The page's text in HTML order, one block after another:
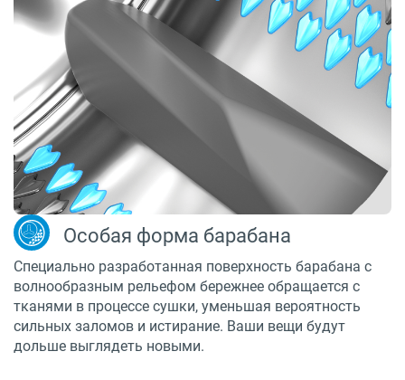
Особая форма барабана
Специально разработанная поверхность барабана с
волнообразным рельефом бережнее обращается с
тканями в процессе сушки, уменьшая вероятность
сильных заломов и истирание. Ваши вещи будут
дольше выглядеть новыми.